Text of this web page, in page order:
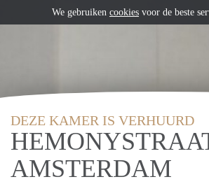
DEZE KAMER IS VERHUURD
AMSTERDAM
We gebruiken cookies voor de beste